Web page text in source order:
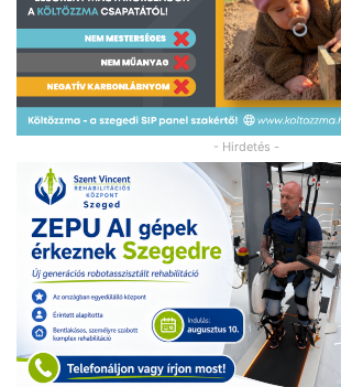
- Hirdetés -